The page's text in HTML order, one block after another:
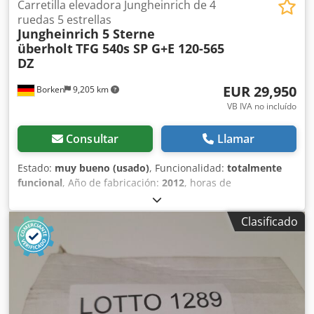
Borken 9,205 km
Carretilla elevadora Jungheinrich de 4
ruedas 5 estrellas
Jungheinrich 5 Sterne
überholtTFG 540s SP G+E 120-565
DZ
EUR 29,950
VB IVA no incluído
Consultar Llamar
Estado: muy bueno (usado), Funcionalidad: totalmente
funcional, Año de fabricación: 2012, horas de
, capacidad de carga:
altura de elevación:5,650 mm, centro de carga:500 mm,
tipo de combustible:
, Certificado DGUV hasta:11/2025,
longitud de la horquilla:
95 %, peso en vacío:7,183 kg , color:amarillo
, Ofrecemos
primera calidad. Fue reacondicionada por completo por
Jungheinrich en 2021, recibiendo una calificación de 5
Clasificado